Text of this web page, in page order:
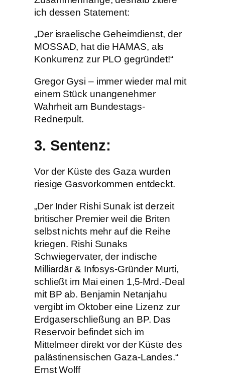
ich dessen Statement:
„Der israelische Geheimdienst, der
MOSSAD, hat die HAMAS, als
Konkurrenz zur PLO gegründet!“
Gregor Gysi – immer wieder mal mit
einem Stück unangenehmer
Wahrheit am Bundestags-
Rednerpult.
3. Sentenz:
Vor der Küste des Gaza wurden
riesige Gasvorkommen entdeckt.
„Der Inder Rishi Sunak ist derzeit
britischer Premier weil die Briten
selbst nichts mehr auf die Reihe
kriegen. Rishi Sunaks
Schwiegervater, der indische
Milliardär & Infosys-Gründer Murti,
schließt im Mai einen 1,5-Mrd.-Deal
mit BP ab. Benjamin Netanjahu
vergibt im Oktober eine Lizenz zur
Erdgaserschließung an BP. Das
Reservoir befindet sich im
Mittelmeer direkt vor der Küste des
palästinensischen Gaza-Landes.“
Ernst Wolff